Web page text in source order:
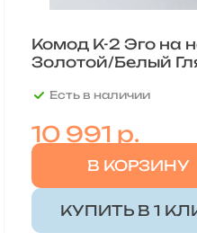
Комод К-2 Эго на
Золотой/Белый
Есть в наличии
10 991 р.
В КОРЗИНУ
КУПИТЬ В 1